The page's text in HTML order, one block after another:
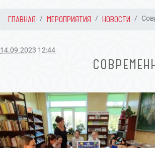
ГЛАВНАЯ МЕРОПРИЯТИЯ НОВОСТИ
14.09.2023 12:44